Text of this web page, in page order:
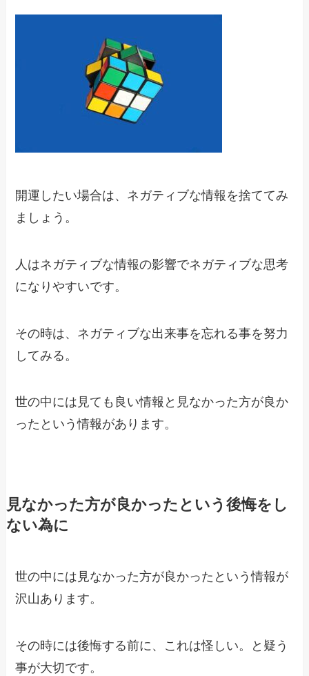
開運したい場合は、ネガティブな情報を捨ててみ
ましょう。
人はネガティブな情報の影響でネガティブな思考
になりやすいです。
その時は、ネガティブな出来事を忘れる事を努力
してみる。
世の中には見ても良い情報と見なかった方が良か
ったという情報があります。
見なかった方が良かったという後悔をし
ない為に
世の中には見なかった方が良かったという情報が
沢山あります。
その時には後悔する前に、これは怪しい。と疑う
事が大切です。